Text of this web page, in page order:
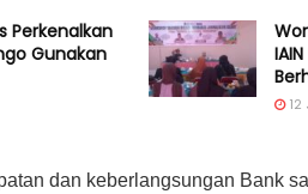
Perkenalkan
Gunakan
12
dan keberlangsungan Bank